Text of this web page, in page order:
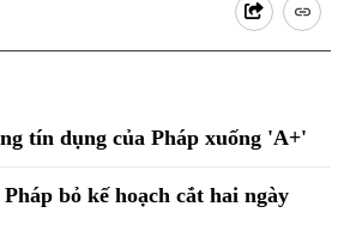
tín dụng của Pháp xuống 'A+'
bỏ kế hoạch cắt hai ngày